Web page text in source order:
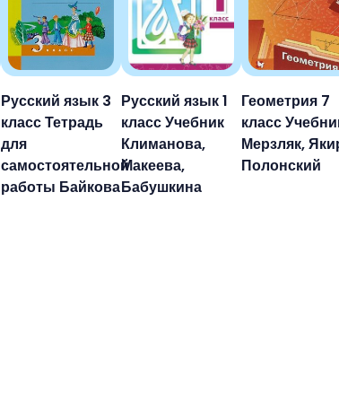
Русский язык 3
класс Тетрадь
для
самостоятельной
работы Байкова
Русский язык 1
класс Учебник
Климанова,
Макеева,
Бабушкина
Геометрия 7
класс
Мерзляк,
Полонский